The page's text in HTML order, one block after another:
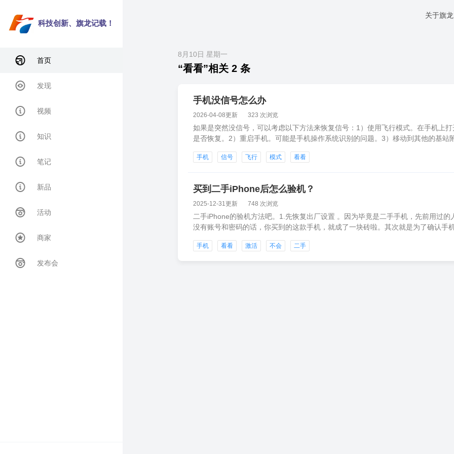
科技创新、旗龙记载！
首页
发现
视频
知识
笔记
新品
活动
商家
发布会
关于旗龙
8月10日 星期一
“看看”相关 2 条
手机没信号怎么办
2026-04-08更新 323 次浏览
如果是突然没信号，可以考虑以下方法来恢复信号：1）使用飞行模式。在手机上
是否恢复。2）重启手机。可能是手机操作系统识别的问题。3）移动到其他的基站
手机 信号 飞行 模式 看看
买到二手iPhone后怎么验机？
2025-12-31更新 748 次浏览
二手iPhone的验机方法吧。1.先恢复出厂设置 。因为毕竟是二手手机，先前用过
没有账号和密码的话，你买到的这款手机，就成了一块砖啦。其次就是为了确认手
手机 看看 激活 不会 二手